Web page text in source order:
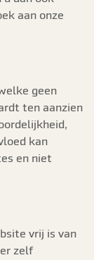
aan onze
geen
ten aanzien
kan
en niet
vrij is van
zelf